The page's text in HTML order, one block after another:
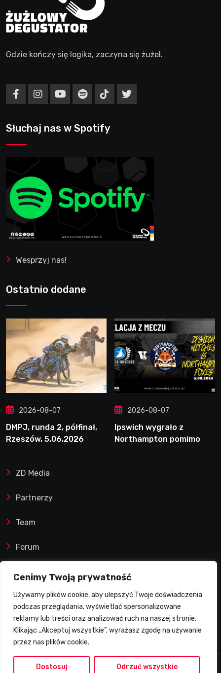
Cenimy Twoją prywatność
Używamy plików cookie, aby ulepszyć Twoje doświadczenia
podczas przeglądania, wyświetlać spersonalizowane
reklamy lub treści oraz analizować ruch na naszej stronie.
Klikając „Akceptuj wszystkie”, wyrażasz zgodę na używanie
przez nas plików cookie.
Dostosuj Odrzuć wszystkie
Gdzie kończy się logika, zaczyna się żużel.
Słuchaj nas w Spotify
Wesprzyj nas!
Ostatnio dodane
2026-08-07
DMPJ, runda 2, półfinał,
Rzeszów, 5.06.2026
2026-08-07
Ipswich wygrało z
Northampton pomimo
ZD Media
Partnerzy
Team
Forum
Reklamy i współprace
Prawa autorskie
Polityka Prywatności